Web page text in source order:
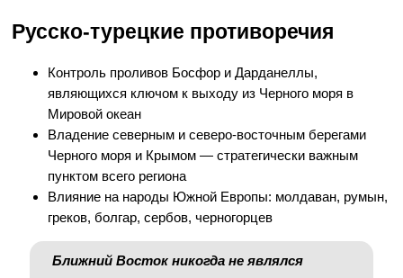
Русско-турецкие противоречия
Контроль проливов Босфор и Дарданеллы,
являющихся ключом к выходу из Черного моря в
Мировой океан
Владение северным и северо-восточным берегами
Черного моря и Крымом — стратегически важным
пунктом всего региона
Влияние на народы Южной Европы: молдаван, румын,
греков, болгар, сербов, черногорцев
Ближний Восток никогда не являлся